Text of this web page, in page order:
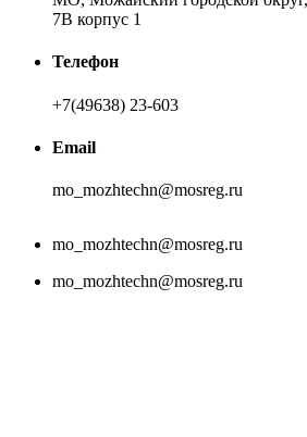
7В корпус 1
Телефон
+7(49638) 23-603
Email
mo_mozhtechn@mosreg.ru
mo_mozhtechn@mosreg.ru
mo_mozhtechn@mosreg.ru